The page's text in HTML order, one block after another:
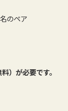
のペア
）が必要です。